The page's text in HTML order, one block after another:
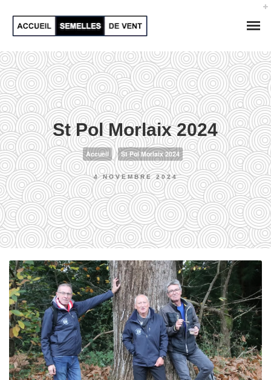
St Pol Morlaix 2024
Accueil St Pol Morlaix 2024
4 NOVEMBRE 2024